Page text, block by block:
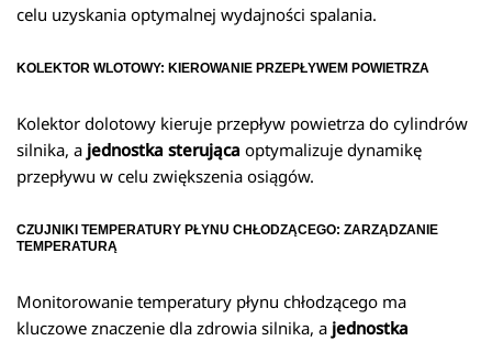
celu uzyskania optymalnej wydajności spalania.
KOLEKTOR WLOTOWY: KIEROWANIE PRZEPŁYWEM POWIETRZA
Kolektor dolotowy kieruje przepływ powietrza do cylindrów
silnika, a jednostka sterująca optymalizuje dynamikę
przepływu w celu zwiększenia osiągów.
CZUJNIKI TEMPERATURY PŁYNU CHŁODZĄCEGO: ZARZĄDZANIE
TEMPERATURĄ
Monitorowanie temperatury płynu chłodzącego ma
kluczowe znaczenie dla zdrowia silnika, a jednostka